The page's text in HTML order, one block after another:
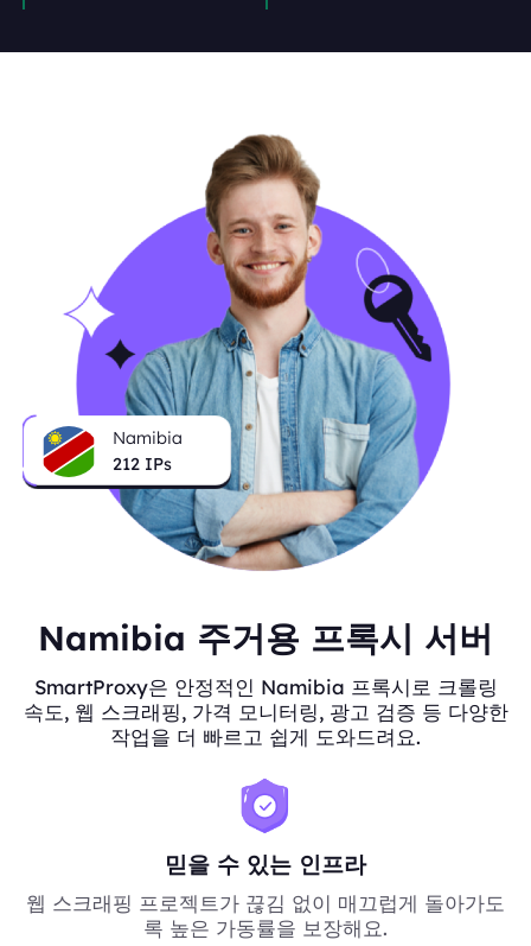
Namibia
212 IPs
Namibia 주거용 프록시 서버
SmartProxy은 안정적인 Namibia 프록시로 크롤링
속도, 웹 스크래핑, 가격 모니터링, 광고 검증 등 다양한
작업을 더 빠르고 쉽게 도와드려요.
믿을 수 있는 인프라
웹 스크래핑 프로젝트가 끊김 없이 매끄럽게 돌아가도
록 높은 가동률을 보장해요.